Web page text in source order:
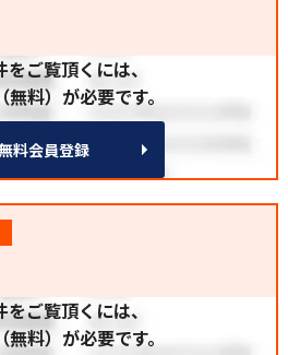
をご覧頂くには、
料）が必要です。
料会員登録
をご覧頂くには、
料）が必要です。